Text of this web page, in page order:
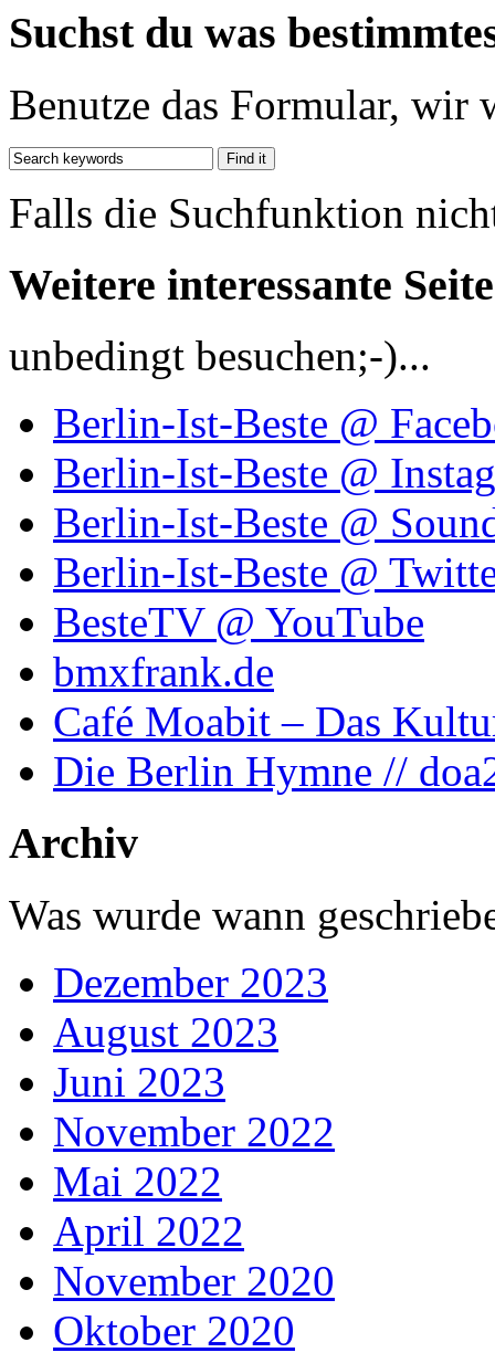
Suchst du was
Benutze das Formular, wir
Falls die Suchfunktion
Weitere interessante
unbedingt besuchen;-)...
Berlin-Ist-Beste @
Berlin-Ist-Beste @
Berlin-Ist-Beste @
Berlin-Ist-Beste @
BesteTV @ YouTube
bmxfrank.de
Café Moabit – Das
Die Berlin Hymne //
Archiv
Was wurde wann
Dezember 2023
August 2023
Juni 2023
November 2022
Mai 2022
April 2022
November 2020
Oktober 2020